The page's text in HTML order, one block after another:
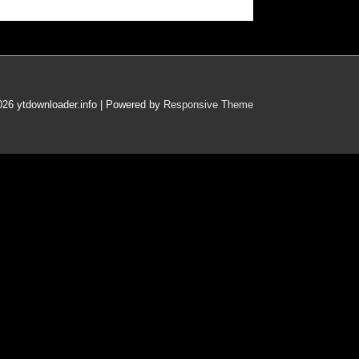
ytdownloader.info | Powered by Responsive Theme